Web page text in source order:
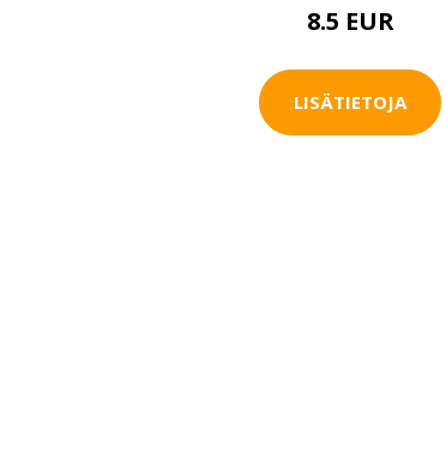
8.5 EUR
LISÄTIETOJA